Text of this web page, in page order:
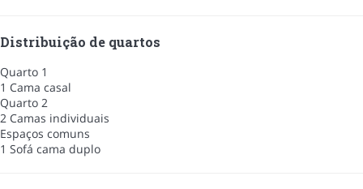
Distribuição de quartos
Quarto 1
1 Cama casal
Quarto 2
2 Camas individuais
Espaços comuns
1 Sofá cama duplo